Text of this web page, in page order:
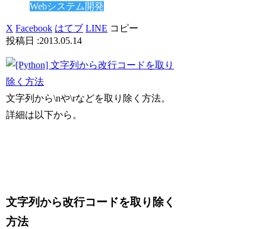
Webシステム開発
X Facebook はてブ LINE コピー
2013.05.14
文字列から\nや\rなどを取り除く方法。
詳細は以下から。
文字列から改行コードを取り除く
方法